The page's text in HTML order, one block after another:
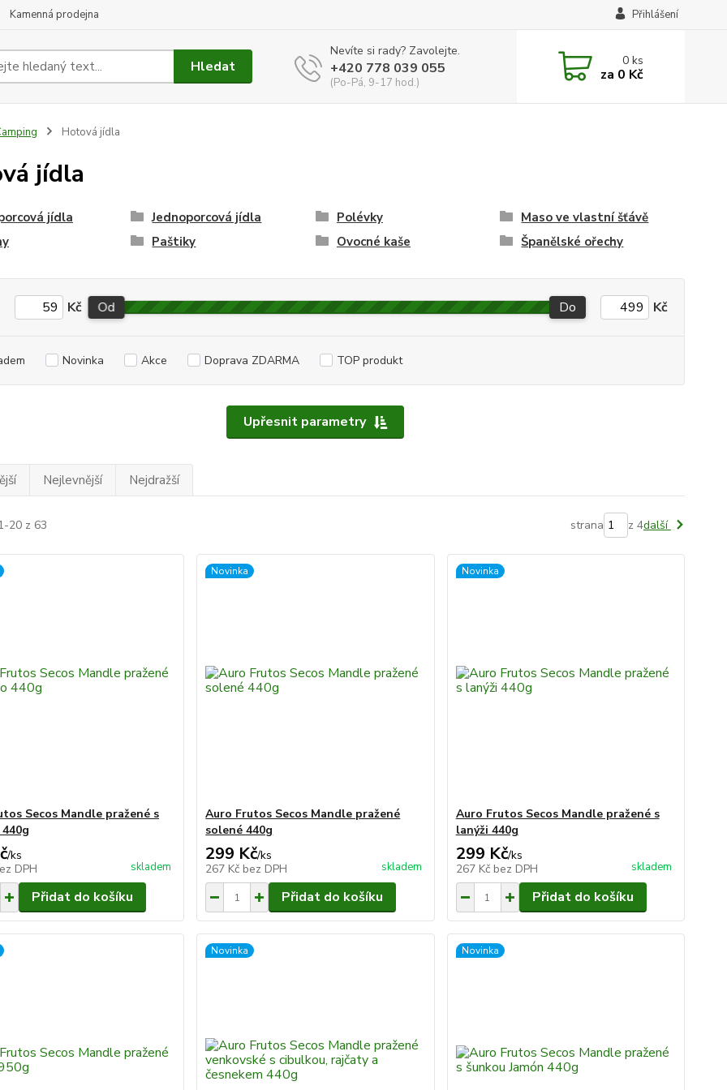
Kamenná prodejna Přihlášení
Hledat
Nevíte si rady? Zavolejte.
+420 778 039 055
(Po-Pá, 9-17 hod.)
0ks
za 0 Kč
Hotová jídla
jídla
jídla Jednoporcová jídla Polévky
Maso ve vlastní šťávě
Paštiky Ovocné kaše Španělské ořechy
Upřesnit parametry
Kč Od Do Kč
Novinka Akce Doprava ZDARMA TOP produkt
Nejlevnější Nejdražší
20 z 63 strana z 4další
Secos Mandle pražené s
/ks
DPH
skladem
Přidat do košíku
Novinka
Auro Frutos Secos Mandle pražené
solené 440g
299 Kč/ks
267 Kč bez DPH skladem
Přidat do košíku
Novinka
Auro Frutos Secos Mandle pražené s
lanýži 440g
299 Kč/ks
267 Kč bez DPH skladem
Přidat do košíku
Novinka Novinka